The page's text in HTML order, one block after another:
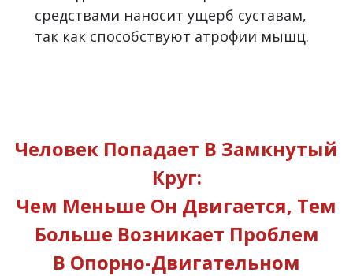
средствами наносит ущерб суставам,
так как способствуют атрофии мышц.
Человек Попадает В Замкнутый
Круг:
Чем Меньше Он Двигается, Тем
Больше Возникает Проблем
В Опорно-Двигательном